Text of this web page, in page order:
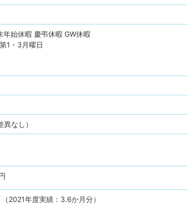
年始休暇 慶弔休暇 GW休暇
1・3月曜日
なし）
2021年度実績：3.6か月分）